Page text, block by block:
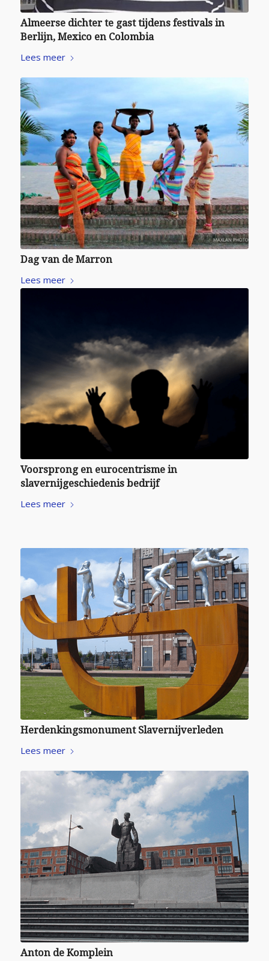
Almeerse dichter te gast tijdens festivals in
Berlijn, Mexico en Colombia
Lees meer
Dag van de Marron
Lees meer
Voorsprong en eurocentrisme in
slavernijgeschiedenis bedrijf
Lees meer
Herdenkingsmonument Slavernijverleden
Lees meer
Anton de Komplein